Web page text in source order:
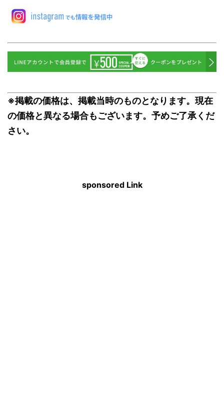
※掲載の価格は、掲載当時のものとなります。現在
の価格と異なる場合もございます。予めご了承くだ
さい。
sponsored Link